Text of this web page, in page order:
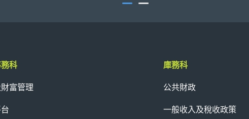
科
富管理
庫務科
公共財政
一般收入及稅收政策